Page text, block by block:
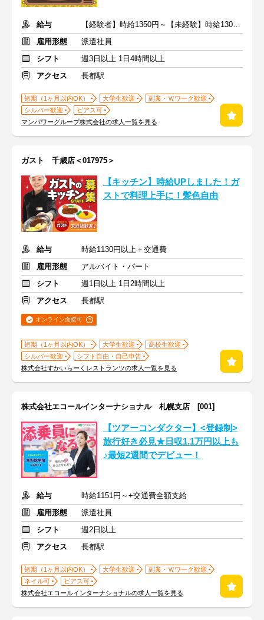
給与
【経験者】時給1350円～【未経験】時給1300円～ ※交通費全額
雇用形態
派遣社員
シフト
週3日以上 1日4時間以上
アクセス
長都駅
短期（1ヶ月以内OK） 大学生歓迎
副業・Ｗワーク歓迎
シルバー歓迎
ピアス可
マンパワーグループ株式会社の求人一覧を見る
ガスト 千歳店＜017975＞
【キッチン】時給UPしました！ガ
ストで料理上手に！髪色自由
給与
時給1130円以上＋交通費
雇用形態
アルバイト・パート
シフト
週1日以上 1日2時間以上
アクセス
長都駅
オンライン面接可
短期（1ヶ月以内OK） 大学生歓迎
高校生歓迎
シルバー歓迎
シフト自由・自己申告
株式会社すかいらーくレストランツの求人一覧を見る
株式会社エコールインターナショナル 札幌支店 [001]
【ツアーコンダクター】<登録制>
旅行好き必見★日収1.1万円以上も
♪最短2週間でデビュー！
給与
時給1151円～+交通費全額支給
雇用形態
派遣社員
シフト
週2日以上
アクセス
長都駅
短期（1ヶ月以内OK） 大学生歓迎
副業・Ｗワーク歓迎
ネイル可
ピアス可
株式会社エコールインターナショナルの求人一覧を見る